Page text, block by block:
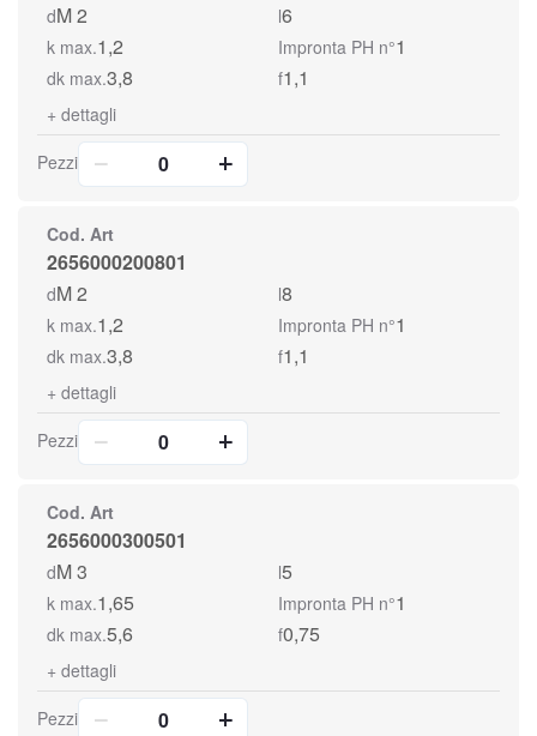
dM 2 l6
k max.1,2 Impronta PH n°1
dk max.3,8 f1,1
+ dettagli
Pezzi
Cod. Art
2656000200801
dM 2 l8
k max.1,2 Impronta PH n°1
dk max.3,8 f1,1
+ dettagli
Pezzi
Cod. Art
2656000300501
dM 3 l5
k max.1,65 Impronta PH n°1
dk max.5,6 f0,75
+ dettagli
Pezzi